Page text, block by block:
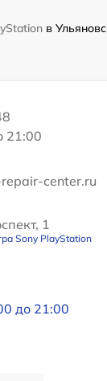
в
21:00
center.ru
1
Sony PlayStation
до 21:00